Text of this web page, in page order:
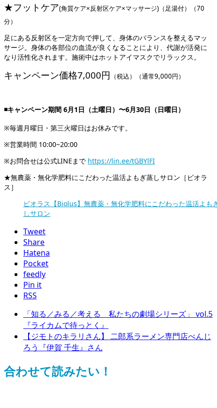
★フットケア(角質ケア×反射区ケア×マッサージ) （足湯付）（70
分）
足にある反射区を一定方向で押して、身体のバランスを整えるマッ
サージ。身体の各部位の血流が良くなることにより、代謝が活発に
なり活性化されます。施術中はホットアイマスクでリラックス。
キャンペーン価格7,000円 （税込）（通常9,000円）
◾️キャンペーン期間 6月1日（土曜日）〜6月30日（日曜日）
※毎週月曜日・第三火曜日はお休みです。
※営業時間 10:00~20:00
※お問合せは公式LINEまで https://lin.ee/tGBYlFI
★無農薬・無化学肥料にこだわった温活よもぎ蒸しサロン［ビオラ
ス］
ビオラス【Biolus】無農薬・無化学肥料にこだわった温活よも
しサロン
Tweet
Share
Hatena
Pocket
feedly
Pin it
RSS
「知る／みる／考える 私たちの劇場シリーズ」 vol.5
『ライカムで待っとく』
【ジモトのキラリさん】 二郎系ラーメン専門店べんじ
ろう『伊賀 千生』さん
合わせて読みたい！